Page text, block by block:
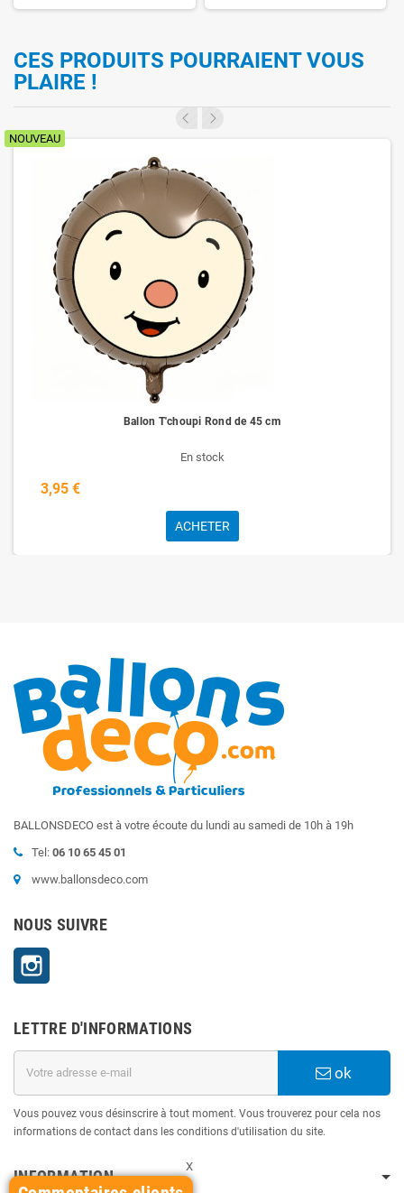
CES PRODUITS POURRAIENT VOUS
PLAIRE !
NOUVEAU
Ballon T'choupi Rond de 45 cm
En stock
3,95 €
ACHETER
BALLONSDECO est à votre écoute du lundi au samedi de 10h à 19h
Tel: 06 10 65 45 01
www.ballonsdeco.com
NOUS SUIVRE
LETTRE D'INFORMATIONS
ok
Vous pouvez vous désinscrire à tout moment. Vous trouverez pour cela nos
informations de contact dans les conditions d'utilisation du site.
INFORMATION
X